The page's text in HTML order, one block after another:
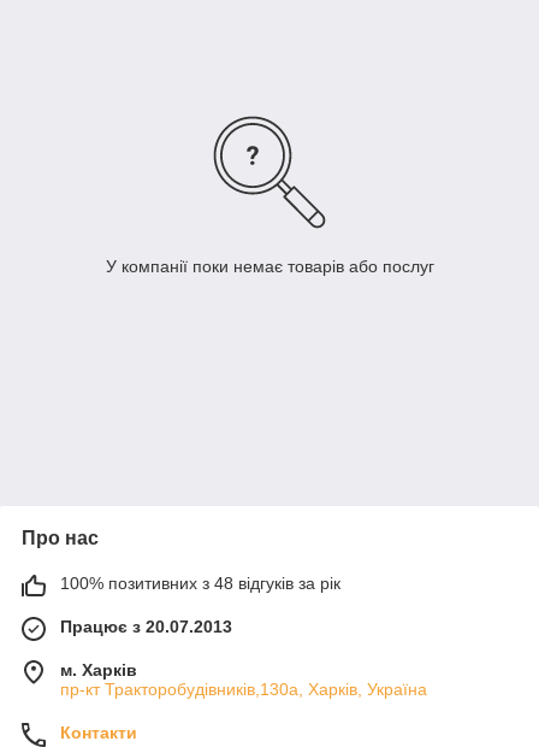
У компанії поки немає товарів або послуг
Про нас
100% позитивних з 48 відгуків за рік
Працює з 20.07.2013
м. Харків
пр-кт Тракторобудівників,130а, Харків, Україна
Контакти